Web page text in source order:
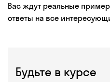
Будьте в курсе
Вас ждут реальные
ответы на все